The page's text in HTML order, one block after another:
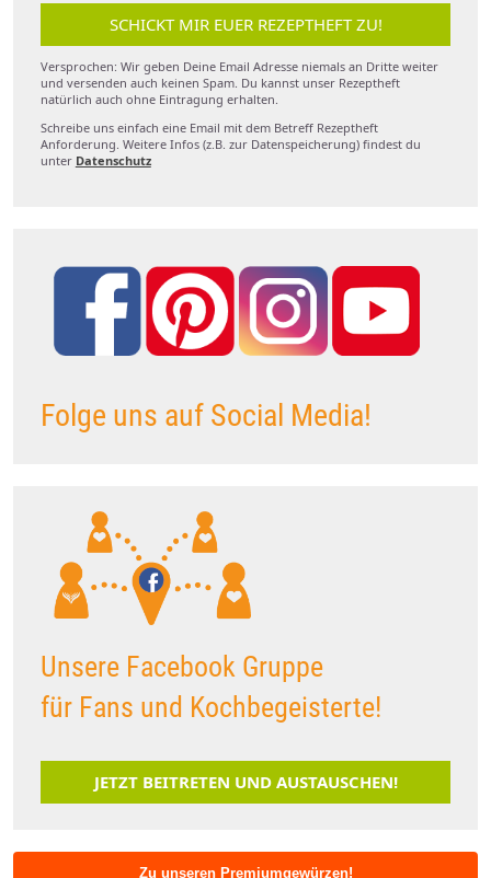
SCHICKT MIR EUER REZEPTHEFT ZU!
Versprochen: Wir geben Deine Email Adresse niemals an Dritte weiter
und versenden auch keinen Spam. Du kannst unser Rezeptheft
natürlich auch ohne Eintragung erhalten.
Schreibe uns einfach eine Email mit dem Betreff Rezeptheft
Anforderung. Weitere Infos (z.B. zur Datenspeicherung) findest du
unter Datenschutz
Folge uns auf Social Media!
Unsere Facebook Gruppe
für Fans und Kochbegeisterte!
JETZT BEITRETEN UND AUSTAUSCHEN!
Zu unseren Premiumgewürzen!